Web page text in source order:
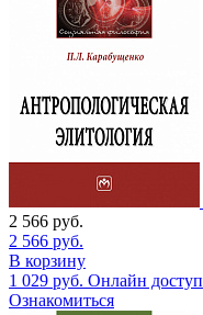
2 566 руб.
2 566 руб.
В корзину
1 029 руб. Онлайн доступ
Ознакомиться